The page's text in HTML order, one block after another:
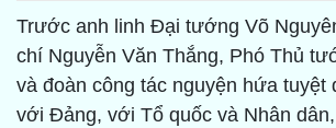
Trước anh linh Đại tướng Võ
chí Nguyễn Văn Thắng, Phó Thủ
và đoàn công tác nguyện hứa tuyệt
với Đảng, với Tổ quốc và Nhân